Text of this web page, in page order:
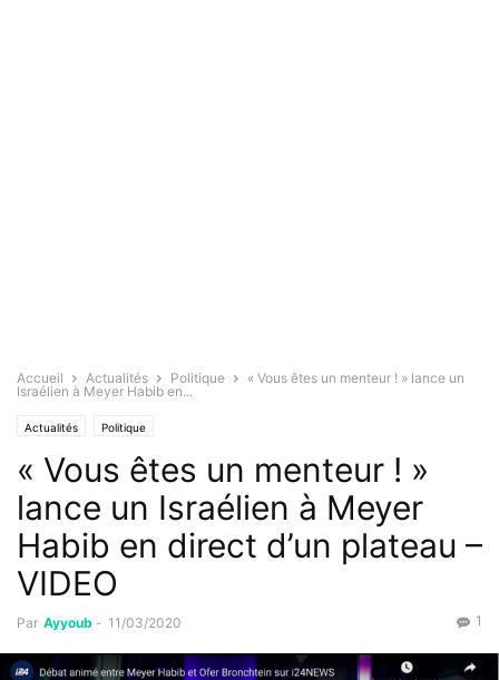
Accueil Actualités Politique
« Vous êtes un menteur ! » lance un
Israélien à Meyer Habib en...
Actualités Politique
« Vous êtes un menteur ! »
lance un Israélien à Meyer
Habib en direct d’un plateau –
VIDEO
Par Ayyoub - 11/03/2020 1